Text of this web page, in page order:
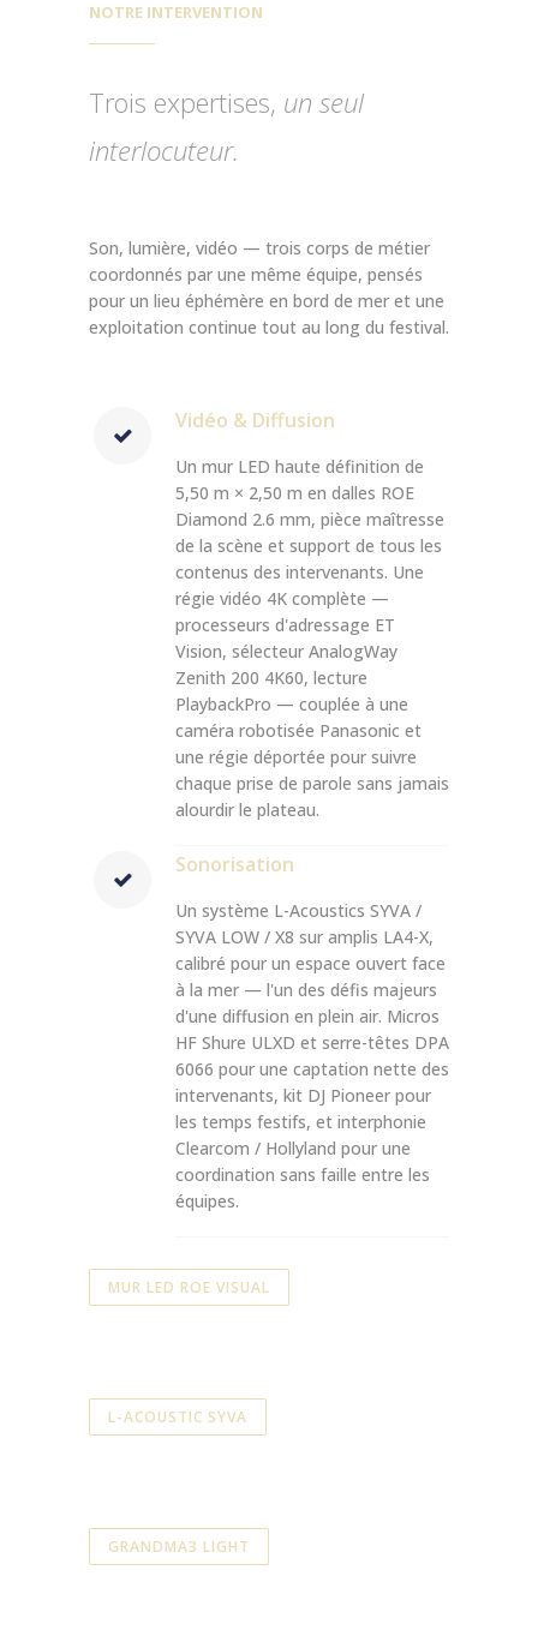
NOTRE INTERVENTION
Trois expertises, un seul
interlocuteur.
Son, lumière, vidéo — trois corps de métier
coordonnés par une même équipe, pensés
pour un lieu éphémère en bord de mer et une
exploitation continue tout au long du festival.
Vidéo & Diffusion
Un mur LED haute définition de
5,50 m × 2,50 m en dalles ROE
Diamond 2.6 mm, pièce maîtresse
de la scène et support de tous les
contenus des intervenants. Une
régie vidéo 4K complète —
processeurs d'adressage ET
Vision, sélecteur AnalogWay
Zenith 200 4K60, lecture
PlaybackPro — couplée à une
caméra robotisée Panasonic et
une régie déportée pour suivre
chaque prise de parole sans jamais
alourdir le plateau.
Sonorisation
Un système L-Acoustics SYVA /
SYVA LOW / X8 sur amplis LA4-X,
calibré pour un espace ouvert face
à la mer — l'un des défis majeurs
d'une diffusion en plein air. Micros
HF Shure ULXD et serre-têtes DPA
6066 pour une captation nette des
intervenants, kit DJ Pioneer pour
les temps festifs, et interphonie
Clearcom / Hollyland pour une
coordination sans faille entre les
équipes.
MUR LED ROE VISUAL
L-ACOUSTIC SYVA
GRANDMA3 LIGHT